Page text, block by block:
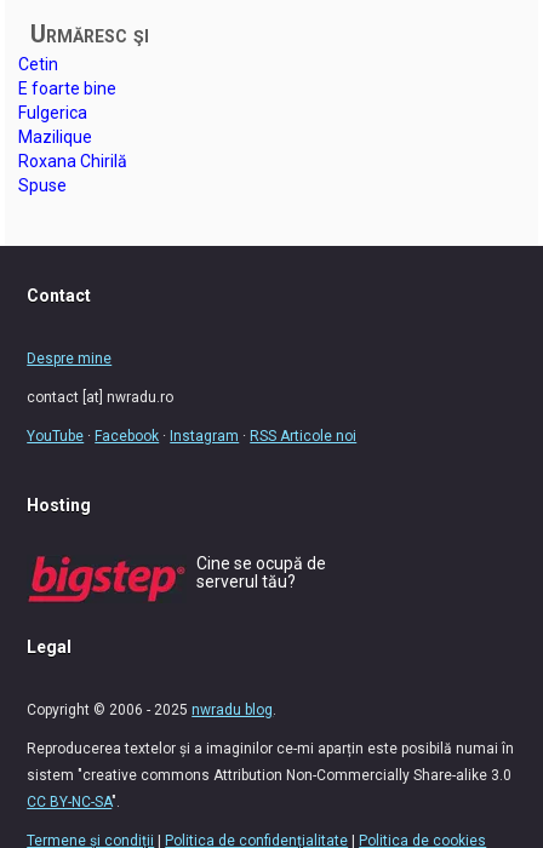
Urmăresc şi
Cetin
E foarte bine
Fulgerica
Mazilique
Roxana Chirilă
Spuse
Contact
Despre mine
contact [at] nwradu.ro
YouTube · Facebook · Instagram · RSS Articole noi
Hosting
Cine se ocupă de
serverul tău?
Legal
Copyright © 2006 - 2025nwradu blog.
Reproducerea textelor și a imaginilor ce-mi aparțin este posibilă numai în
sistem "creative commons Attribution Non-Commercially Share-alike 3.0
CC BY-NC-SA".
Termene și condiții Politica de confidențialitate Politica de cookies